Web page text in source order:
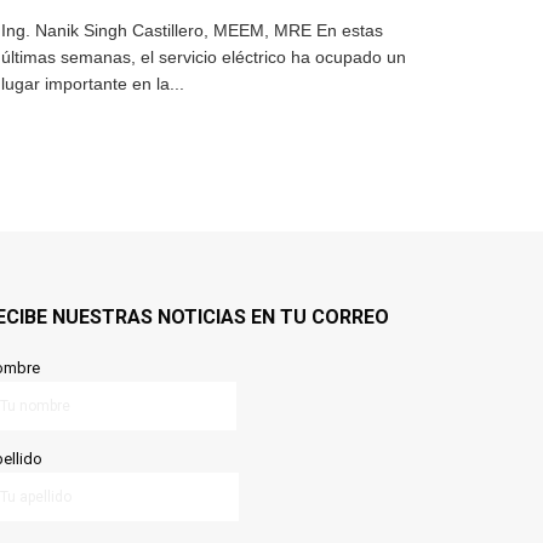
Ing. Nanik Singh Castillero, MEEM, MRE En estas
últimas semanas, el servicio eléctrico ha ocupado un
lugar importante en la...
NUESTRAS NOTICIAS EN TU CORREO